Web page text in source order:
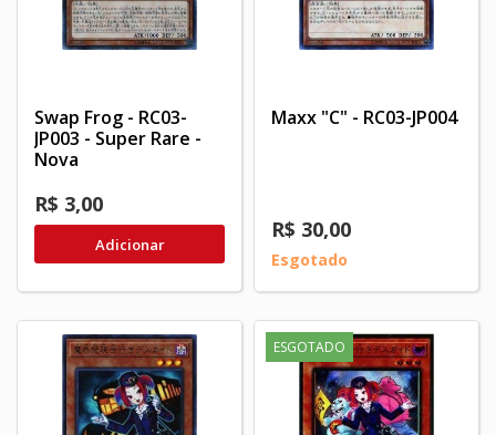
Swap Frog - RC03-
JP003 - Super Rare -
Nova
R$ 3,00
Adicionar
Maxx "C" - RC03-JP004
R$ 30,00
Esgotado
ESGOTADO